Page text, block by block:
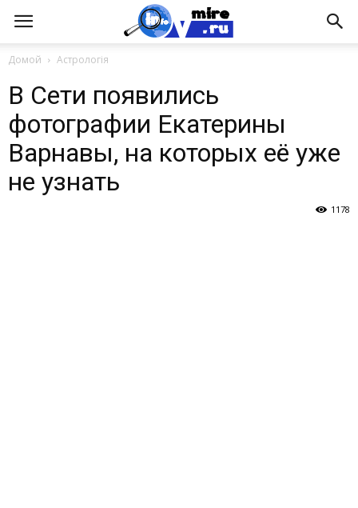
Домой Астрологія
В Сети появились
фотографии Екатерины
Варнавы, на которых её уже
не узнать
1178